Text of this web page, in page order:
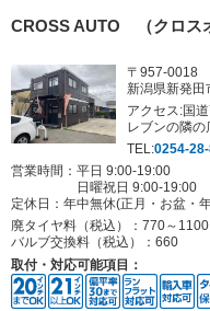
CROSS AUTO （クロス
〒957-0018
新潟県新発田
アクセス:国
レブンの隣の
TEL:0254-
営業時間：平日 9:00-19:00
日曜祝日 9:00-19:00
定休日： 年中無休(正月・お盆・
廃タイヤ料（税込）： 770～1100
バルブ交換料（税込）： 660
取付・対応可能項目：